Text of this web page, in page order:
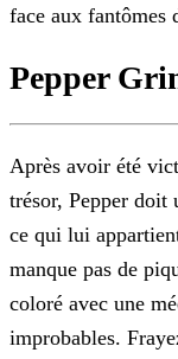
face aux fantômes
Pepper
Après avoir été
trésor, Pepper doit
ce qui lui
manque pas de
coloré avec une
improbables.